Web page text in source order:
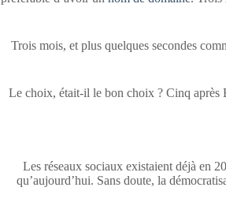
Trois mois, et plus quelques secondes
Le choix, était-il le bon choix ? Cinq après
Les réseaux sociaux existaient déjà en
qu’aujourd’hui. Sans doute, la